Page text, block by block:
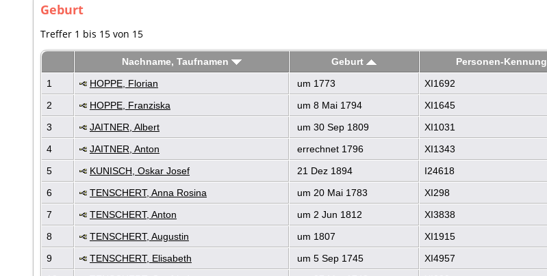
Geburt
Treffer 1 bis 15 von 15
Nachname, Taufnamen Geburt Personen-Kennung
1
HOPPE, Florian um 1773 XI1692
2
HOPPE, Franziska um 8 Mai 1794 XI1645
3
JAITNER, Albert um 30 Sep 1809 XI1031
4
JAITNER, Anton errechnet 1796 XI1343
5
KUNISCH, Oskar Josef 21 Dez 1894 I24618
6
TENSCHERT, Anna Rosina um 20 Mai 1783 XI298
7
TENSCHERT, Anton um 2 Jun 1812 XI3838
8
TENSCHERT, Augustin um 1807 XI1915
9
TENSCHERT, Elisabeth um 5 Sep 1745 XI4957